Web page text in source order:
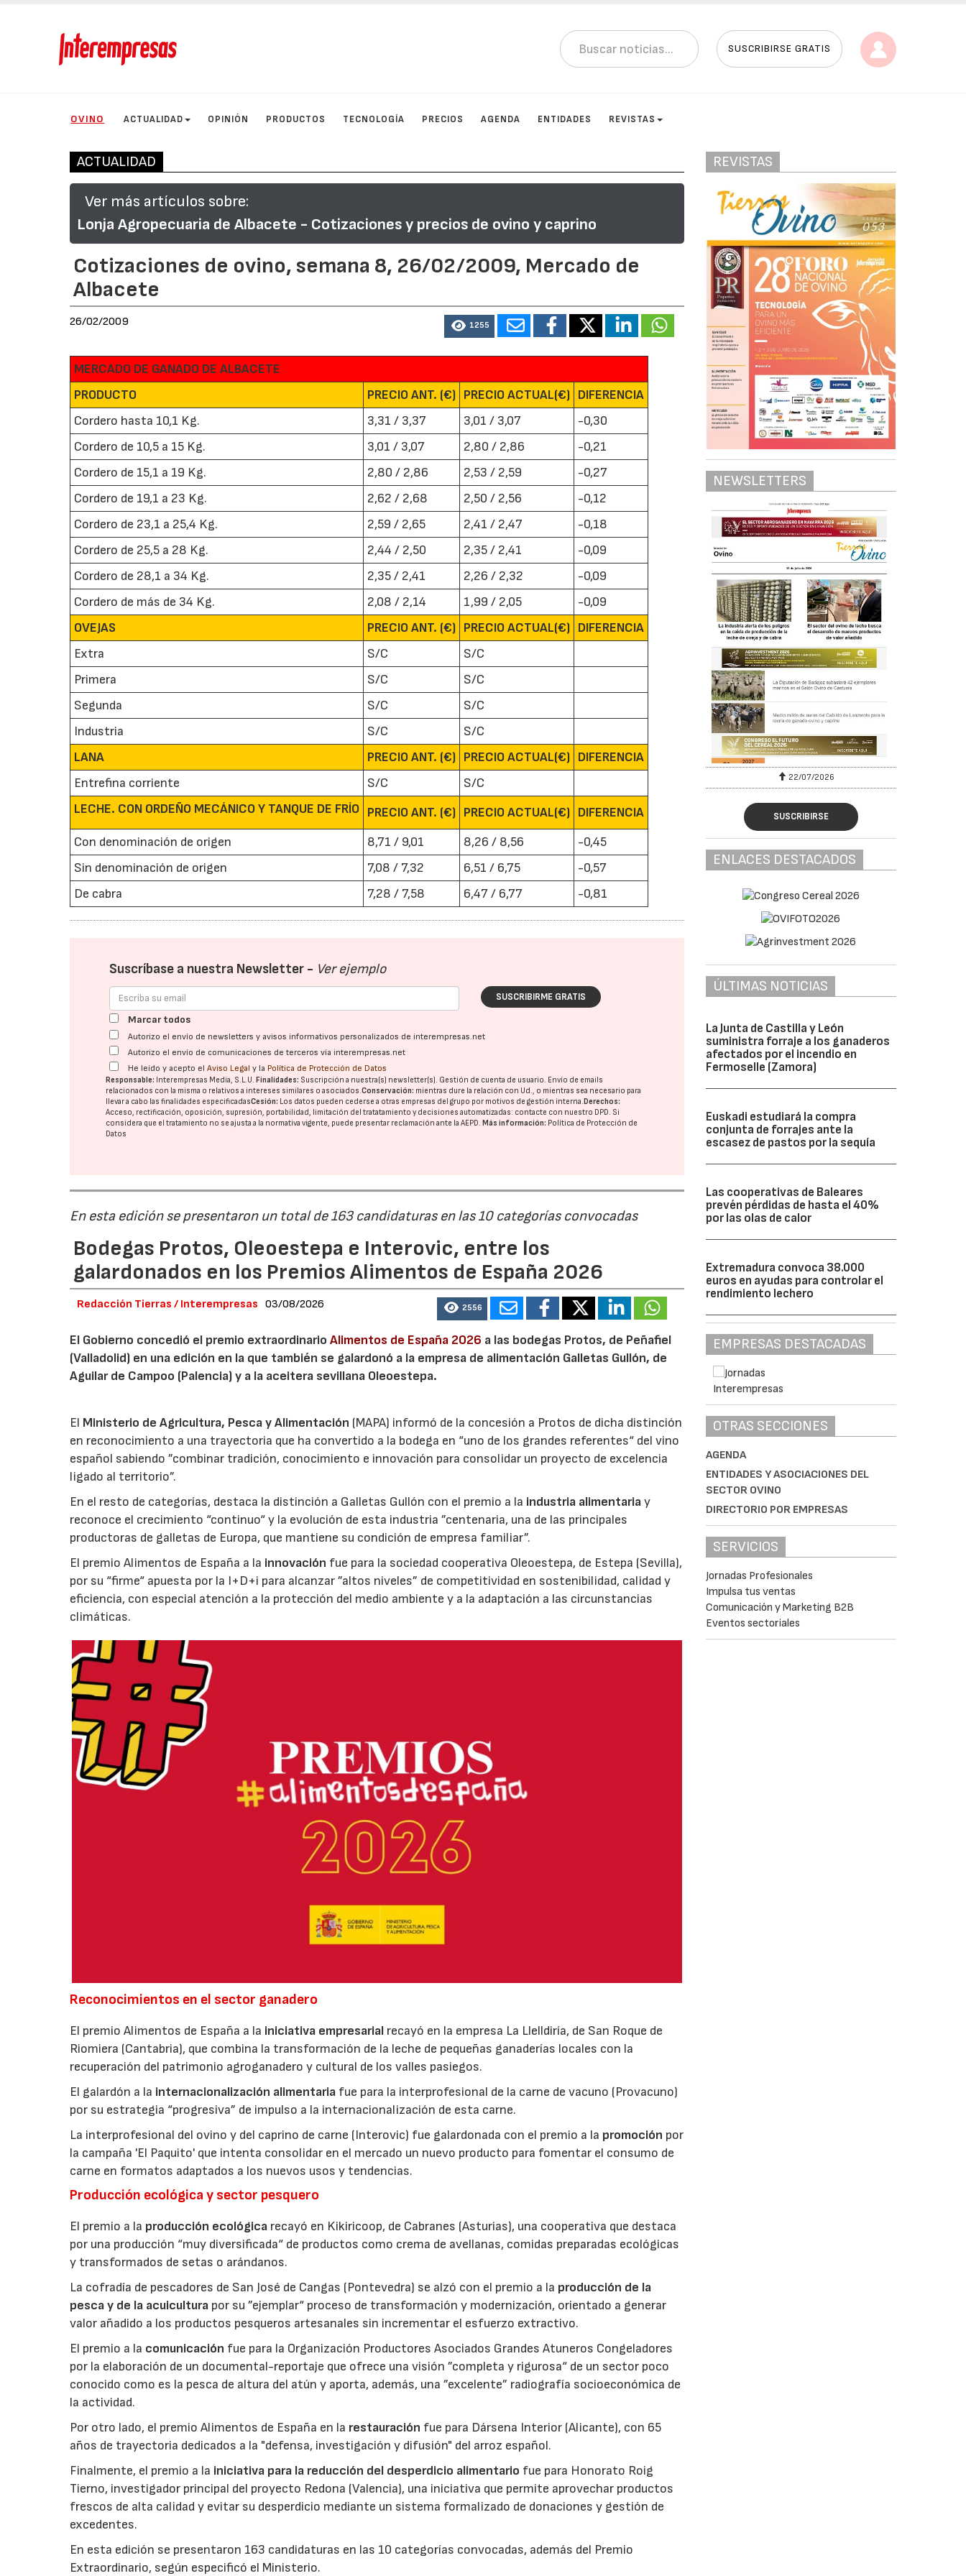
SUSCRIBIRSE GRATIS
OVINO ACTUALIDAD OPINIÓN PRODUCTOS TECNOLOGÍA PRECIOS AGENDA ENTIDADES REVISTAS
ACTUALIDAD
Ver más artículos sobre:
Lonja Agropecuaria de Albacete - Cotizaciones y precios de ovino y caprino
Cotizaciones de ovino, semana 8, 26/02/2009, Mercado de
Albacete
26/02/2009 1255
MERCADO DE GANADO DE ALBACETE
PRODUCTO
PRECIO ANT. (€) PRECIO ACTUAL(€) DIFERENCIA
Cordero hasta 10,1 Kg.
3,31 / 3,37 3,01 / 3,07
-0,30
Cordero de 10,5 a 15 Kg.
3,01 / 3,07 2,80 / 2,86
-0,21
Cordero de 15,1 a 19 Kg.
2,80 / 2,86 2,53 / 2,59
-0,27
Cordero de 19,1 a 23 Kg.
2,62 / 2,68 2,50 / 2,56
-0,12
Cordero de 23,1 a 25,4 Kg.
2,59 / 2,65 2,41 / 2,47
-0,18
Cordero de 25,5 a 28 Kg.
2,44 / 2,50 2,35 / 2,41
-0,09
Cordero de 28,1 a 34 Kg.
2,35 / 2,41 2,26 / 2,32
-0,09
Cordero de más de 34 Kg.
2,08 / 2,14 1,99 / 2,05
-0,09
OVEJAS
PRECIO ANT. (€) PRECIO ACTUAL(€) DIFERENCIA
Extra
S/C
S/C
Primera
S/C
S/C
Segunda
S/C
S/C
Industria
S/C
S/C
LANA
PRECIO ANT. (€) PRECIO ACTUAL(€) DIFERENCIA
Entrefina corriente
S/C
S/C
LECHE. CON ORDEÑO MECÁNICO Y TANQUE DE FRÍO PRECIO ANT. (€) PRECIO ACTUAL(€) DIFERENCIA
Con denominación de origen
8,71 / 9,01 8,26 / 8,56
-0,45
Sin denominación de origen
7,08 / 7,32 6,51 / 6,75
-0,57
De cabra
7,28 / 7,58 6,47 / 6,77 -0,81
Suscríbase a nuestra Newsletter - Ver ejemplo
SUSCRIBIRME GRATIS
Marcar todos
Autorizo el envío de newsletters y avisos informativos personalizados de interempresas.net
Autorizo el envío de comunicaciones de terceros vía interempresas.net
He leído y acepto elAviso Legal y la Política de Protección de Datos
Responsable: Interempresas Media, S.L.U.Finalidades: Suscripción a nuestra(s) newsletter(s). Gestión de cuenta de usuario. Envío de emails
relacionados con la misma o relativos a intereses similares o asociados.Conservación: mientras dure la relación con Ud., o mientras sea necesario para
llevar a cabo las finalidades especificadasCesión: Los datos pueden cederse a otras empresas del grupo por motivos de gestión interna.Derechos:
Acceso, rectificación, oposición, supresión, portabilidad, limitación del tratatamiento y decisiones automatizadas: contacte con nuestro DPD. Si
considera que el tratamiento no se ajusta a la normativa vigente, puede presentar reclamación ante laAEPD.Más información: Política de Protección de
Datos
En esta edición se presentaron un total de 163 candidaturas en las 10 categorías convocadas
Bodegas Protos, Oleoestepa e Interovic, entre los
galardonados en los Premios Alimentos de España 2026
Redacción Tierras / Interempresas 03/08/2026 2556
El Gobierno concedió el premio extraordinarioAlimentos de España 2026 a las bodegas Protos, de Peñafiel
(Valladolid) en una edición en la que también se galardonó a la empresa de alimentación Galletas Gullón, de
Aguilar de Campoo (Palencia) y a la aceitera sevillana Oleoestepa.
El Ministerio de Agricultura, Pesca y Alimentación (MAPA) informó de la concesión a Protos de dicha distinción
en reconocimiento a una trayectoria que ha convertido a la bodega en “uno de los grandes referentes“ del vino
español sabiendo ”combinar tradición, conocimiento e innovación para consolidar un proyecto de excelencia
ligado al territorio”.
En el resto de categorías, destaca la distinción a Galletas Gullón con el premio a la industria alimentariay
reconoce el crecimiento “continuo“ y la evolución de esta industria ”centenaria, una de las principales
productoras de galletas de Europa, que mantiene su condición de empresa familiar”.
El premio Alimentos de España a la innovación fue para la sociedad cooperativa Oleoestepa, de Estepa (Sevilla),
por su “firme“ apuesta por la I+D+i para alcanzar ”altos niveles” de competitividad en sostenibilidad, calidad y
eficiencia, con especial atención a la protección del medio ambiente y a la adaptación a las circunstancias
climáticas.
Reconocimientos en el sector ganadero
El premio Alimentos de España a la iniciativa empresarial recayó en la empresa La Llelldiría, de San Roque de
Riomiera (Cantabria), que combina la transformación de la leche de pequeñas ganaderías locales con la
recuperación del patrimonio agroganadero y cultural de los valles pasiegos.
El galardón a la internacionalización alimentaria fue para la interprofesional de la carne de vacuno (Provacuno)
por su estrategia “progresiva” de impulso a la internacionalización de esta carne.
La interprofesional del ovino y del caprino de carne (Interovic) fue galardonada con el premio a la promoción por
la campaña 'El Paquito' que intenta consolidar en el mercado un nuevo producto para fomentar el consumo de
carne en formatos adaptados a los nuevos usos y tendencias.
Producción ecológica y sector pesquero
El premio a la producción ecológica recayó en Kikiricoop, de Cabranes (Asturias), una cooperativa que destaca
por una producción “muy diversificada“ de productos como crema de avellanas, comidas preparadas ecológicas
y transformados de setas o arándanos.
La cofradía de pescadores de San José de Cangas (Pontevedra) se alzó con el premio a la producción de la
pesca y de la acuicultura por su ”ejemplar“ proceso de transformación y modernización, orientado a generar
valor añadido a los productos pesqueros artesanales sin incrementar el esfuerzo extractivo.
El premio a la comunicación fue para la Organización Productores Asociados Grandes Atuneros Congeladores
por la elaboración de un documental-reportaje que ofrece una visión ”completa y rigurosa“ de un sector poco
conocido como es la pesca de altura del atún y aporta, además, una ”excelente” radiografía socioeconómica de
la actividad.
Por otro lado, el premio Alimentos de España en la restauración fue para Dársena Interior (Alicante), con 65
años de trayectoria dedicados a la "defensa, investigación y difusión" del arroz español.
Finalmente, el premio a la iniciativa para la reducción del desperdicio alimentario fue para Honorato Roig
Tierno, investigador principal del proyecto Redona (Valencia), una iniciativa que permite aprovechar productos
frescos de alta calidad y evitar su desperdicio mediante un sistema formalizado de donaciones y gestión de
excedentes.
En esta edición se presentaron 163 candidaturas en las 10 categorías convocadas, además del Premio
Extraordinario, según especificó el Ministerio.
REVISTAS
NEWSLETTERS
22/07/2026
SUSCRIBIRSE
ENLACES DESTACADOS
ÚLTIMAS NOTICIAS
La Junta de Castilla y León
suministra forraje a los ganaderos
afectados por el incendio en
Fermoselle (Zamora)
Euskadi estudiará la compra
conjunta de forrajes ante la
escasez de pastos por la sequía
Las cooperativas de Baleares
prevén pérdidas de hasta el 40%
por las olas de calor
Extremadura convoca 38.000
euros en ayudas para controlar el
rendimiento lechero
EMPRESAS DESTACADAS
OTRAS SECCIONES
AGENDA
ENTIDADES Y ASOCIACIONES DEL
SECTOR OVINO
DIRECTORIO POR EMPRESAS
SERVICIOS
Jornadas Profesionales
Impulsa tus ventas
Comunicación y Marketing B2B
Eventos sectoriales